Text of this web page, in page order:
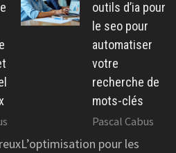
outils d’ia pour
le seo pour
automatiser
votre
recherche de
mots-clés
Pascal Cabus
L’optimisation pour les